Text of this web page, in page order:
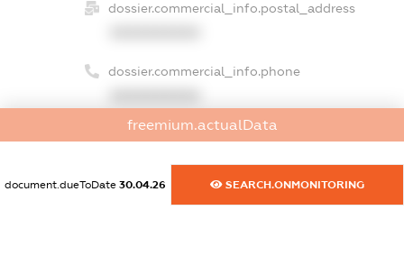
dossier.commercial_info.postal_address
dossier.commercial_info.phone
dossier.commercial_info.fax
freemium.actualData
document.dueToDate 30.04.26 SEARCH.ONMONITORING